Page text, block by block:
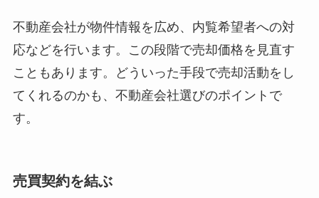
不動産会社が物件情報を広め、内覧希望者への対
応などを行います。この段階で売却価格を見直す
こともあります。どういった手段で売却活動をし
てくれるのかも、不動産会社選びのポイントで
す。
売買契約を結ぶ